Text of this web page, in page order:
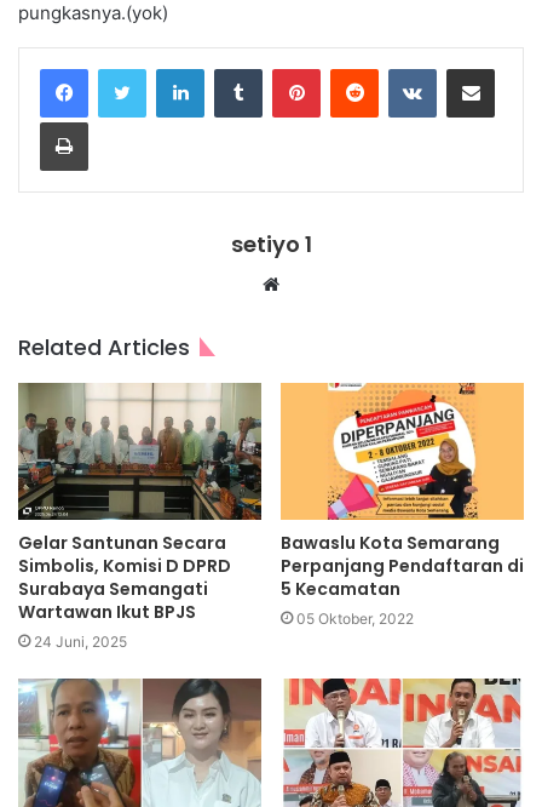
pungkasnya.(yok)
LinkedInTumblr PinterestReddit VKontakteShare via Email
Print
setiyo 1
Website
Related Articles
Gelar Santunan Secara
Simbolis, Komisi D DPRD
Surabaya Semangati
Wartawan Ikut BPJS
24 Juni, 2025
Bawaslu Kota Semarang
Perpanjang Pendaftaran di
5 Kecamatan
05 Oktober, 2022